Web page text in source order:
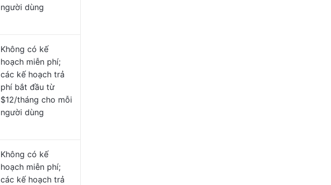
người dùng
Không có kế
hoạch miễn phí;
các kế hoạch trả
phí bắt đầu từ
$12/tháng cho mỗi
người dùng
Không có kế
hoạch miễn phí;
các kế hoạch trả